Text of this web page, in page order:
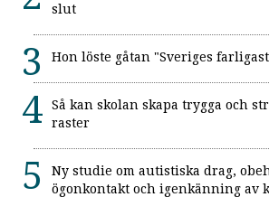
slut
Hon löste gåtan "Sveriges
Så kan skolan skapa trygga och
raster
Ny studie om autistiska drag,
ögonkontakt och igenkänning av